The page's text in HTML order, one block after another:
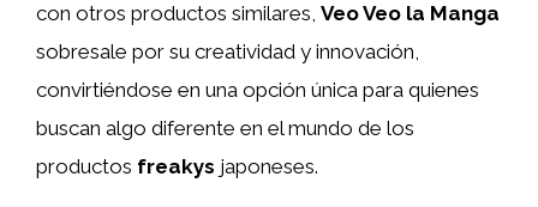
con otros productos similares, Veo Veo la Manga
sobresale por su creatividad y innovación,
convirtiéndose en una opción única para quienes
buscan algo diferente en el mundo de los
productos freakys japoneses.